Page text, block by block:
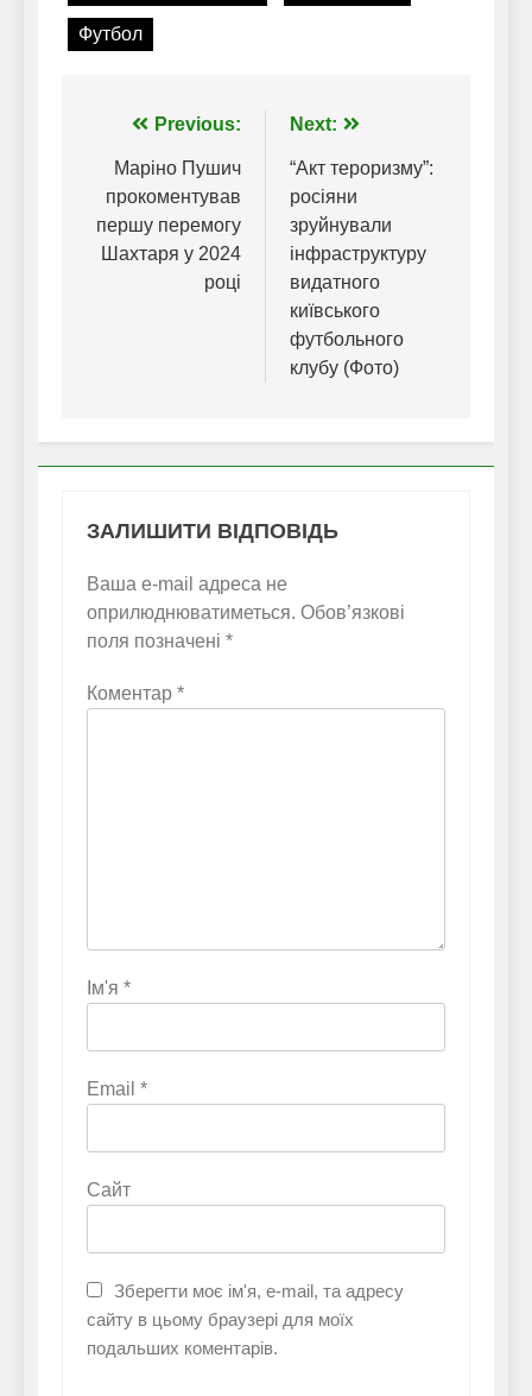
Футбол
Навігація
записів
Previous:
Маріно Пушич
прокоментував
першу перемогу
Шахтаря у 2024
році
Next:
“Акт тероризму”:
росіяни
зруйнували
інфраструктуру
видатного
київського
футбольного
клубу (Фото)
ЗАЛИШИТИ ВІДПОВІДЬ
Ваша e-mail адреса не
оприлюднюватиметься. Обов’язкові
поля позначені *
Коментар *
Ім'я *
Email *
Сайт
Зберегти моє ім'я, e-mail, та адресу
сайту в цьому браузері для моїх
подальших коментарів.